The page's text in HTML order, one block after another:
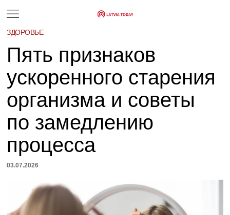
ЗДОРОВЬЕ
Пять признаков
ускоренного старения
организма и советы
по замедлению
процесса
03.07.2026